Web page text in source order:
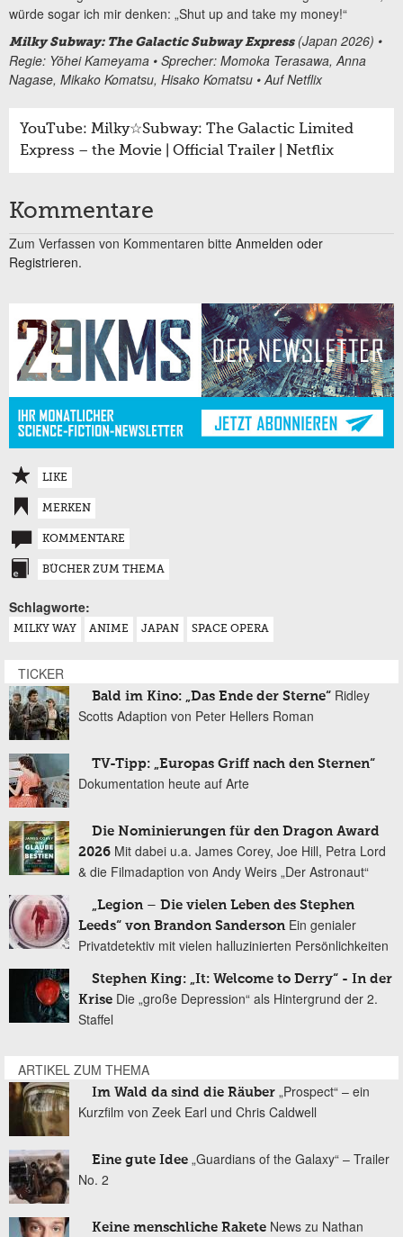
würde sogar ich mir denken: „Shut up and take my money!“
Milky Subway: The Galactic Subway Express (Japan 2026) •
Regie: Yōhei Kameyama • Sprecher: Momoka Terasawa, Anna
Nagase, Mikako Komatsu, Hisako Komatsu • Auf Netflix
YouTube: Milky☆Subway: The Galactic Limited
Express – the Movie | Official Trailer | Netflix
Kommentare
Zum Verfassen von Kommentaren bitte Anmelden oder
Registrieren.
LIKE
MERKEN
KOMMENTARE
BÜCHER ZUM THEMA
Schlagworte:
MILKY WAY ANIME JAPAN SPACE OPERA
TICKER
Bald im Kino: „Das Ende der Sterne“ Ridley
Scotts Adaption von Peter Hellers Roman
TV-Tipp: „Europas Griff nach den Sternen“
Dokumentation heute auf Arte
Die Nominierungen für den Dragon Award
2026 Mit dabei u.a. James Corey, Joe Hill, Petra Lord
& die Filmadaption von Andy Weirs „Der Astronaut“
„Legion – Die vielen Leben des Stephen
Leeds“ von Brandon Sanderson Ein genialer
Privatdetektiv mit vielen halluzinierten Persönlichkeiten
Stephen King: „It: Welcome to Derry“ - In der
Krise Die „große Depression“ als Hintergrund der 2.
Staffel
ARTIKEL ZUM THEMA
Im Wald da sind die Räuber „Prospect“ – ein
Kurzfilm von Zeek Earl und Chris Caldwell
Eine gute Idee „Guardians of the Galaxy“ – Trailer
No. 2
Keine menschliche Rakete News zu Nathan